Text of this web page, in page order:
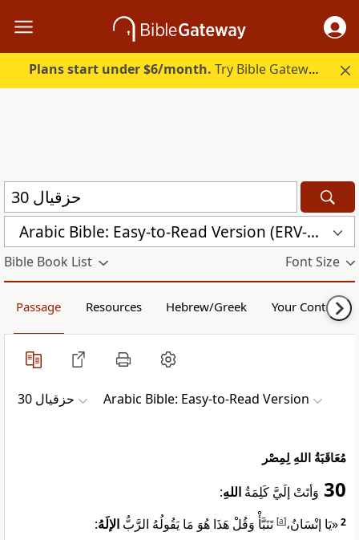
Plans start under $6/month. Try Bible Gateway Plus.
Arabic Bible: Easy-to-Read Version (ERV-AR)
Bible Book List Font Size
Passage Resources Hebrew/Greek Your Content
ﺣﺰﻗﻴﺎﻝ 30 Arabic Bible: Easy-to-Read Version
مُعَاقَبَةُ اللهِ لِمِصْر
30 وَأتَتْ إلَيَّ كَلِمَةُ اللهِ:
2«يَا إنْسَانُ،[
a
] تَنَبَّأْ وَقُلْ هَذَا هُوَ مَا يَقُولُهُ الرَّبُّ الإلَهُ: